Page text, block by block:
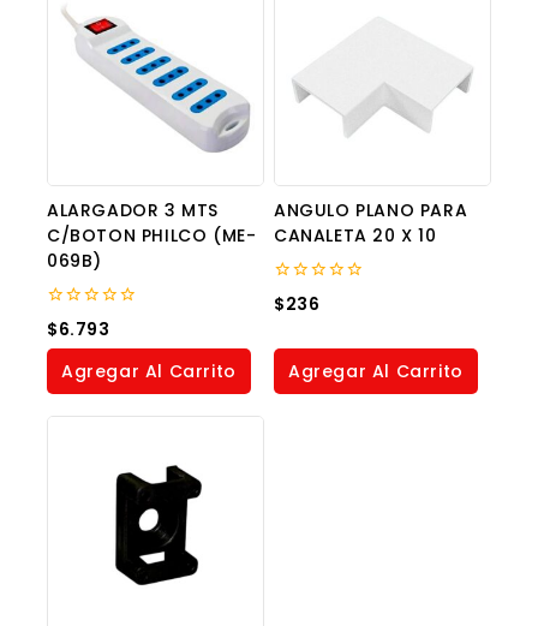
ALARGADOR 3 MTS
C/BOTON PHILCO (ME-
069B)
0
out
of
$6.793
Agregar Al Carrito
ANGULO PLANO PARA
CANALETA 20 X 10
0
out
5
$236
Agregar Al Carrito